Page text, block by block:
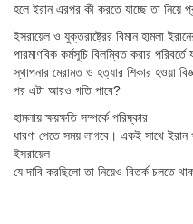
হলে ইরান এরপর কী করতে যাচ্ছে তা নিয়ে
ইসরায়েল ও যুক্তরাষ্ট্রের বিমান হামলা
পারমাণবিক কর্মসূচি বিলম্বিত করার
স্থাপনার মেরামত ও হত্যার শিকার হওয়া
পর এটা আরও গতি পাবে?
হামলায় ক্ষয়ক্ষতি সম্পর্কে পরিষ্কার
ধারণা পেতে সময় লাগবে। একই সাথে ইরান
ইসরায়েল
যে দাবি করছিলো তা নিয়েও বিতর্ক চলতে